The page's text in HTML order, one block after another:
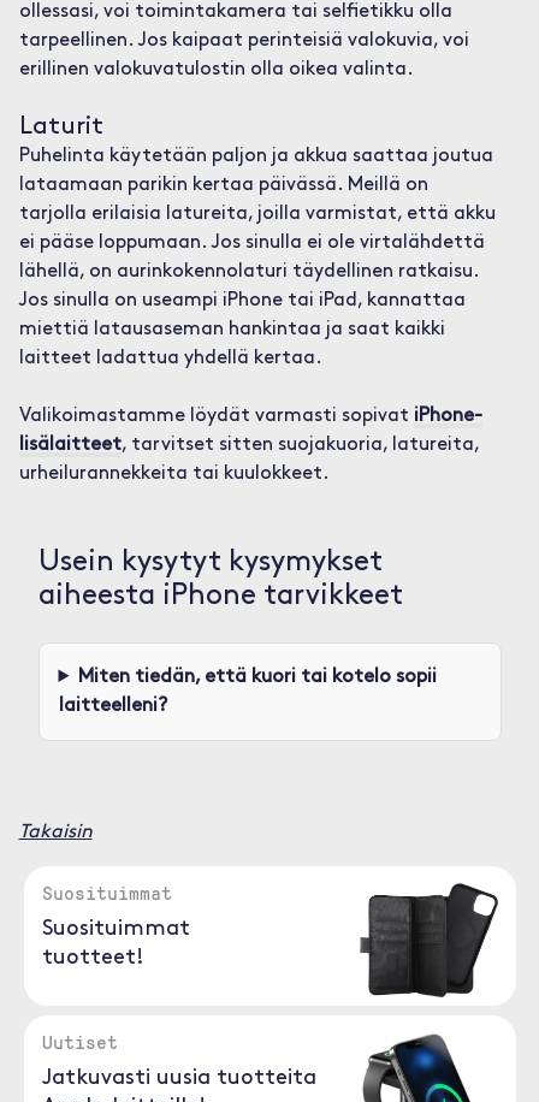
ollessasi, voi toimintakamera tai selfietikku olla
tarpeellinen. Jos kaipaat perinteisiä valokuvia, voi
erillinen valokuvatulostin olla oikea valinta.
Laturit
Puhelinta käytetään paljon ja akkua saattaa joutua
lataamaan parikin kertaa päivässä. Meillä on
tarjolla erilaisia latureita, joilla varmistat, että akku
ei pääse loppumaan. Jos sinulla ei ole virtalähdettä
lähellä, on aurinkokennolaturi täydellinen ratkaisu.
Jos sinulla on useampi iPhone tai iPad, kannattaa
miettiä latausaseman hankintaa ja saat kaikki
laitteet ladattua yhdellä kertaa.
Valikoimastamme löydät varmasti sopivat iPhone-
lisälaitteet, tarvitset sitten suojakuoria, latureita,
urheilurannekkeita tai kuulokkeet.
Usein kysytyt kysymykset
aiheesta iPhone tarvikkeet
Miten tiedän, että kuori tai kotelo sopii
laitteelleni?
Takaisin
Suosituimmat
Suosituimmat
tuotteet!
Uutiset
Jatkuvasti uusia tuotteita